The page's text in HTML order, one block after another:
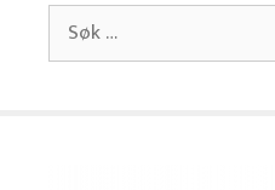
Søk
etter: